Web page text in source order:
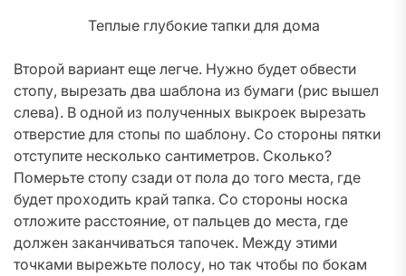
Теплые глубокие тапки для дома
Второй вариант еще легче. Нужно будет обвести
стопу, вырезать два шаблона из бумаги (рис вышел
слева). В одной из полученных выкроек вырезать
отверстие для стопы по шаблону. Со стороны пятки
отступите несколько сантиметров. Сколько?
Померьте стопу сзади от пола до того места, где
будет проходить край тапка. Со стороны носка
отложите расстояние, от пальцев до места, где
должен заканчиваться тапочек. Между этими
точками вырежьте полосу, но так чтобы по бокам